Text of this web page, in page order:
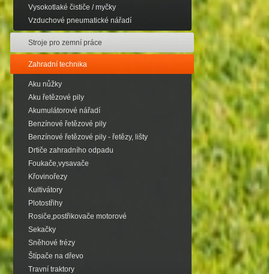
Vysokotlaké čističe / myčky
Vzduchové pneumatické nářadí
Stroje pro zemní práce
Zahradní technika
Aku nůžky
Aku řetězové pily
Akumulátorové nářadí
Benzínové řetězové pily
Benzínové řetězové pily - řetězy, lišty
Drtiče zahradního odpadu
Foukače,vysavače
Křovinořezy
Kultivátory
Plotostřihy
Rosiče,postřikovače motorové
Sekačky
Sněhové frézy
Štípače na dřevo
Travní traktory